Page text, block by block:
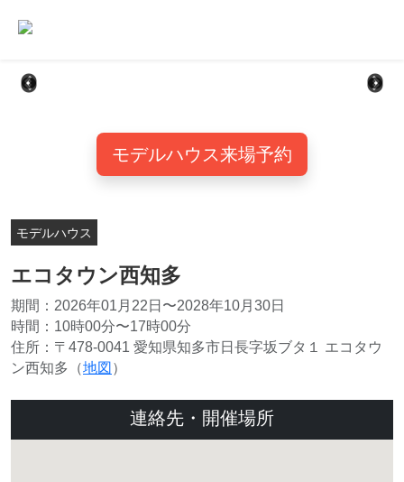
モデルハウス来場予約
モデルハウス
エコタウン西知多
期間：2026年01月22日〜2028年10月30日
時間：10時00分〜17時00分
住所：〒478-0041 愛知県知多市日長字坂ブタ１ エコタウ
ン西知多（地図 ）
連絡先・開催場所